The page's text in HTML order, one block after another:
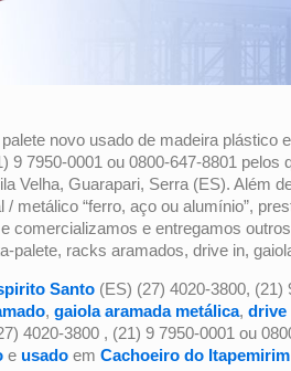
novo usado de madeira
9 7950-0001 ou 0800-647-8801
Velha, Guarapari, Serra (ES). Além
/ metálico “ferro, aço ou alumínio”,
comercializamos e entregamos
palete, racks aramados, drive in,
Santo (ES) (27) 4020-3800, (21)
, gaiola aramada metálica, drive
4020-3800 , (21) 9 7950-0001 ou
e usado em Cachoeiro do